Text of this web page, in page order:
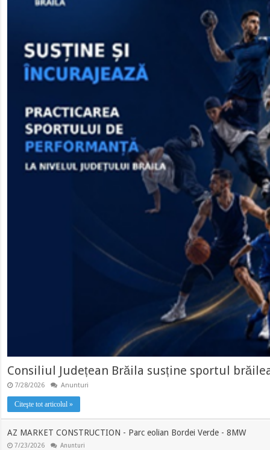
Consiliul Județean Brăila susține sportul
7/28/2026 Anunturi
Citeşte tot articolul »
AZ MARKET CONSTRUCTION - Parc eolian Bordei Verde - 8MW
7/23/2026 Anunturi